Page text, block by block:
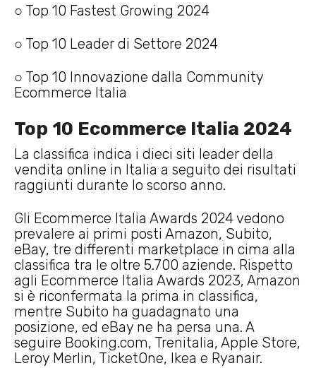
○ Top 10 Fastest Growing 2024
○ Top 10 Leader di Settore 2024
○ Top 10 Innovazione dalla Community
Ecommerce Italia
Top 10 Ecommerce Italia 2024
La classifica indica i dieci siti leader della
vendita online in Italia a seguito dei risultati
raggiunti durante lo scorso anno.
Gli Ecommerce Italia Awards 2024 vedono
prevalere ai primi posti Amazon, Subito,
eBay, tre differenti marketplace in cima alla
classifica tra le oltre 5.700 aziende. Rispetto
agli Ecommerce Italia Awards 2023, Amazon
si è riconfermata la prima in classifica,
mentre Subito ha guadagnato una
posizione, ed eBay ne ha persa una. A
seguire Booking.com, Trenitalia, Apple Store,
Leroy Merlin, TicketOne, Ikea e Ryanair.